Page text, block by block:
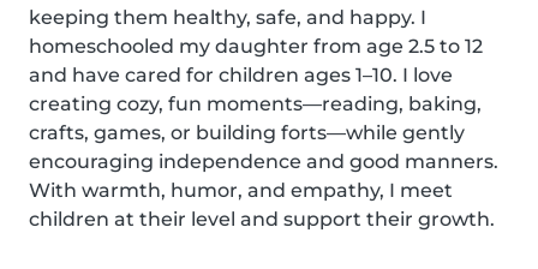
keeping them healthy, safe, and happy. I
homeschooled my daughter from age 2.5 to 12
and have cared for children ages 1–10. I love
creating cozy, fun moments—reading, baking,
crafts, games, or building forts—while gently
encouraging independence and good manners.
With warmth, humor, and empathy, I meet
children at their level and support their growth.